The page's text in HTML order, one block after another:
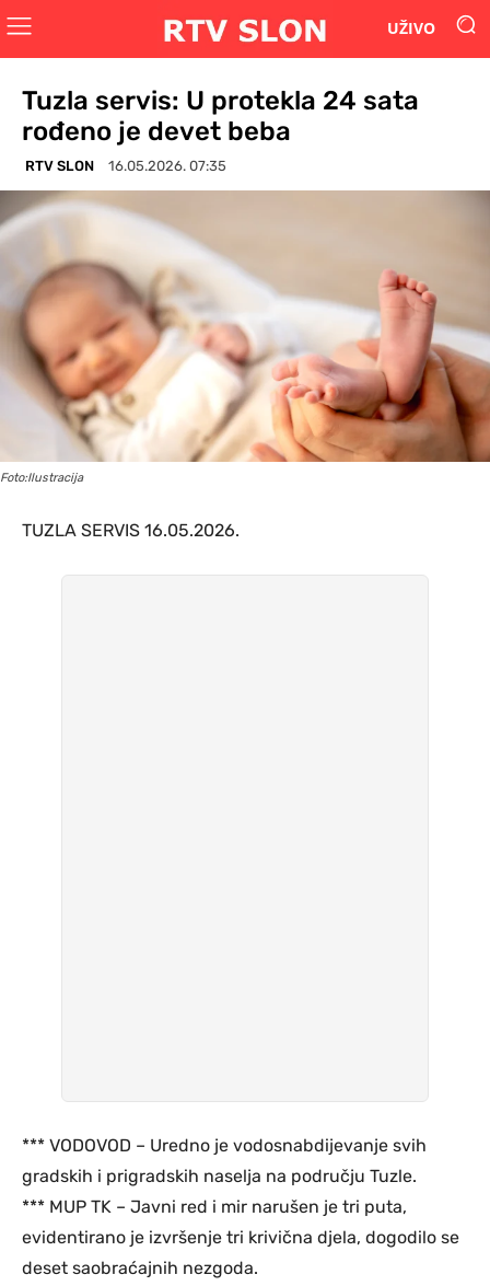
UŽIVO
Tuzla servis: U protekla 24 sata
rođeno je devet beba
RTV SLON 16.05.2026. 07:35
Foto:Ilustracija
TUZLA SERVIS 16.05.2026.
*** VODOVOD – Uredno je vodosnabdijevanje svih
gradskih i prigradskih naselja na području Tuzle.
*** MUP TK – Javni red i mir narušen je tri puta,
evidentirano je izvršenje tri krivična djela, dogodilo se
deset saobraćajnih nezgoda.